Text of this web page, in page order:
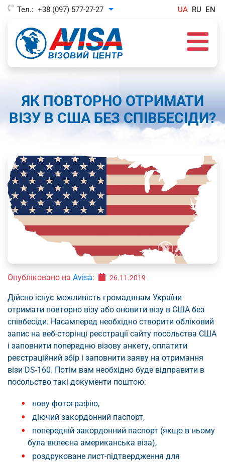
Тел.: +38 (097) 577-27-27 Toggle Dropdown UA RU EN
ЯК ПОВТОРНО ОТРИМАТИ
ВІЗУ В США БЕЗ СПІВБЕСІДИ?
Опубліковано на Avisa: 26.11.2019
Дійсно існує можливість громадянам України
отримати повторно візу або оновити візу в США без
співбесіди. Насамперед необхідно створити обліковий
запис на веб-сторінці реєстрації сайту посольства США
і заповнити попередню візову анкету, оплатити
реєстраційний збір і заповнити заяву на отримання
візи DS-160. Потім вам необхідно буде відправити в
посольство такі документи поштою:
нову фотографію,
діючий закордонний паспорт,
попередній закордонний паспорт (якщо в ньому
була вклеєна американська віза),
роздруковане лист-підтвердження для